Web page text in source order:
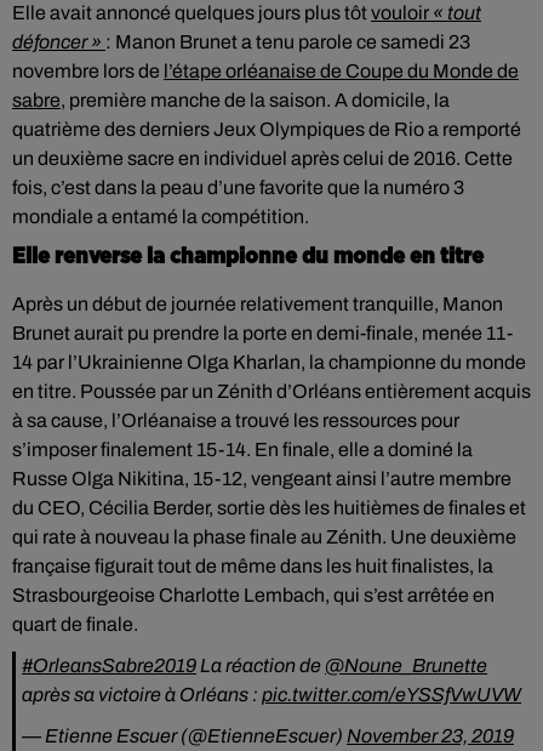
Elle avait annoncé quelques jours plus tôtvouloir « tout
défoncer » : Manon Brunet a tenu parole ce samedi 23
novembre lors de l’étape orléanaise de Coupe du Monde de
sabre, première manche de la saison. A domicile, la
quatrième des derniers Jeux Olympiques de Rio a remporté
un deuxième sacre en individuel après celui de 2016. Cette
fois, c’est dans la peau d’une favorite que la numéro 3
mondiale a entamé la compétition.
Elle renverse la championne du monde en titre
Après un début de journée relativement tranquille, Manon
Brunet aurait pu prendre la porte en demi-finale, menée 11-
14 par l’Ukrainienne Olga Kharlan, la championne du monde
en titre. Poussée par un Zénith d’Orléans entièrement acquis
à sa cause, l’Orléanaise a trouvé les ressources pour
s’imposer finalement 15-14. En finale, elle a dominé la
Russe Olga Nikitina, 15-12, vengeant ainsi l’autre membre
du CEO, Cécilia Berder, sortie dès les huitièmes de finales et
qui rate à nouveau la phase finale au Zénith. Une deuxième
française figurait tout de même dans les huit finalistes, la
Strasbourgeoise Charlotte Lembach, qui s’est arrêtée en
quart de finale.
#OrleansSabre2019 La réaction de @Noune_Brunette
après sa victoire à Orléans : pic.twitter.com/eYSSfVwUVW
— Etienne Escuer (@EtienneEscuer) November 23, 2019